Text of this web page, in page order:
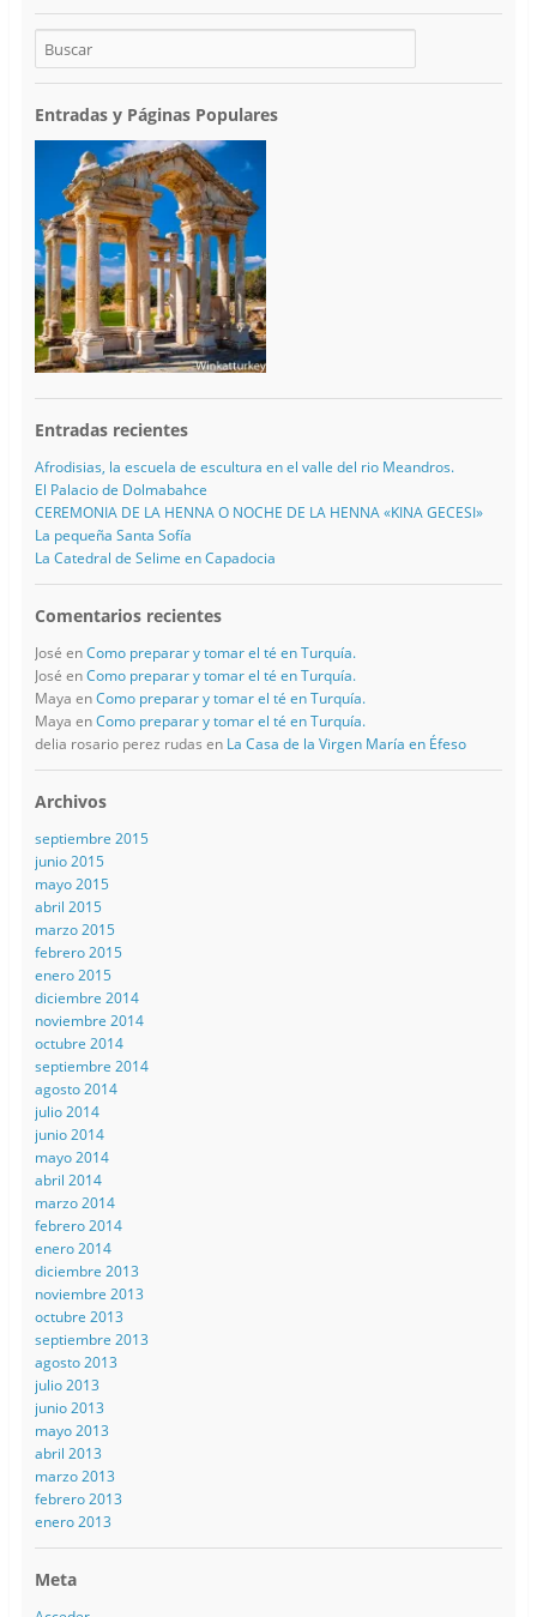
Entradas y Páginas Populares
Entradas recientes
Afrodisias, la escuela de escultura en el valle del rio Meandros.
El Palacio de Dolmabahce
CEREMONIA DE LA HENNA O NOCHE DE LA HENNA «KINA GECESI»
La pequeña Santa Sofía
La Catedral de Selime en Capadocia
Comentarios recientes
José enComo preparar y tomar el té en Turquía.
José enComo preparar y tomar el té en Turquía.
Maya enComo preparar y tomar el té en Turquía.
Maya enComo preparar y tomar el té en Turquía.
delia rosario perez rudas en La Casa de la Virgen María en Éfeso
Archivos
septiembre 2015
junio 2015
mayo 2015
abril 2015
marzo 2015
febrero 2015
enero 2015
diciembre 2014
noviembre 2014
octubre 2014
septiembre 2014
agosto 2014
julio 2014
junio 2014
mayo 2014
abril 2014
marzo 2014
febrero 2014
enero 2014
diciembre 2013
noviembre 2013
octubre 2013
septiembre 2013
agosto 2013
julio 2013
junio 2013
mayo 2013
abril 2013
marzo 2013
febrero 2013
enero 2013
Meta